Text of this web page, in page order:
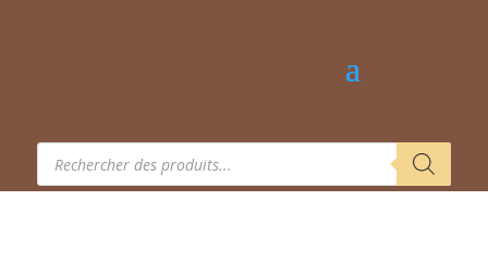
Recherche
produits